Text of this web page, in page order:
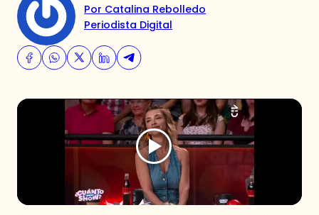
Por Catalina Rebolledo
Periodista Digital
Programas
Club De La Comedia
Contigo en Directo
Plan Perfecto